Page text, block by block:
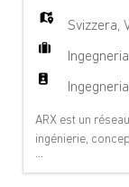
Svizzera ,
Ingegneria
ARX est un
ingénierie,
offre des
projet et de